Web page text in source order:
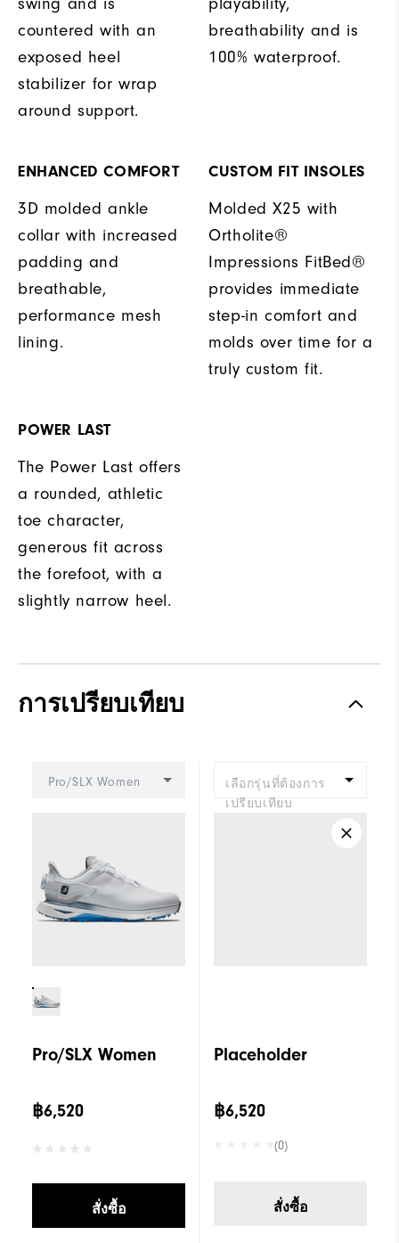
swing and is
countered with an
exposed heel
stabilizer for wrap
around support.
playability,
breathability and is
100% waterproof.
ENHANCED COMFORT
3D molded ankle
collar with increased
padding and
breathable,
performance mesh
lining.
CUSTOM FIT INSOLES
Molded X25 with
Ortholite®
Impressions FitBed®
provides immediate
step-in comfort and
molds over time for a
truly custom fit.
POWER LAST
The Power Last offers
a rounded, athletic
toe character,
generous fit across
the forefoot, with a
slightly narrow heel.
การเปรียบเทียบ
Pro/SLX Women
Pro/SLX Women
฿6,520
สั่งซื้อ
เลือกรุ่นที่ต้องการ
เปรียบเทียบ
Placeholder
฿6,520
(0)
สั่งซื้อ